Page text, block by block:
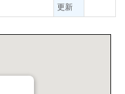
更新